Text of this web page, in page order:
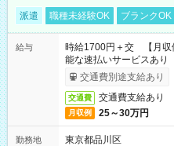
派遣 職種未経験OK ブランクOK
給与
時給1700円＋交 【月
能な速払いサービスあり
交通費別途支給あり
交通費 交通費支給あり
月収例 25～30万円
勤務地
東京都品川区